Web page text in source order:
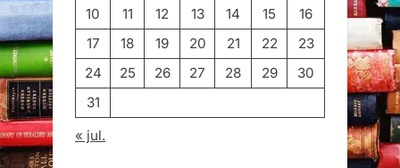
10
11 12 13 14 15
16
17
18 19 20 21 22
23
24
25 26 27 28 29
30
31
« jul.